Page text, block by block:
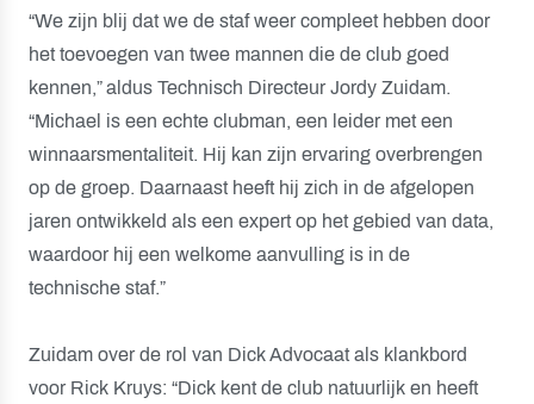
“We zijn blij dat we de staf weer compleet hebben door
het toevoegen van twee mannen die de club goed
kennen,” aldus Technisch Directeur Jordy Zuidam.
“Michael is een echte clubman, een leider met een
winnaarsmentaliteit. Hij kan zijn ervaring overbrengen
op de groep. Daarnaast heeft hij zich in de afgelopen
jaren ontwikkeld als een expert op het gebied van data,
waardoor hij een welkome aanvulling is in de
technische staf.”
Zuidam over de rol van Dick Advocaat als klankbord
voor Rick Kruys: “Dick kent de club natuurlijk en heeft